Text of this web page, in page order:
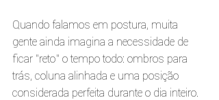
Quando falamos em postura, muita
gente ainda imagina a necessidade de
ficar “reto” o tempo todo: ombros para
trás, coluna alinhada e uma posição
considerada perfeita durante o dia inteiro.